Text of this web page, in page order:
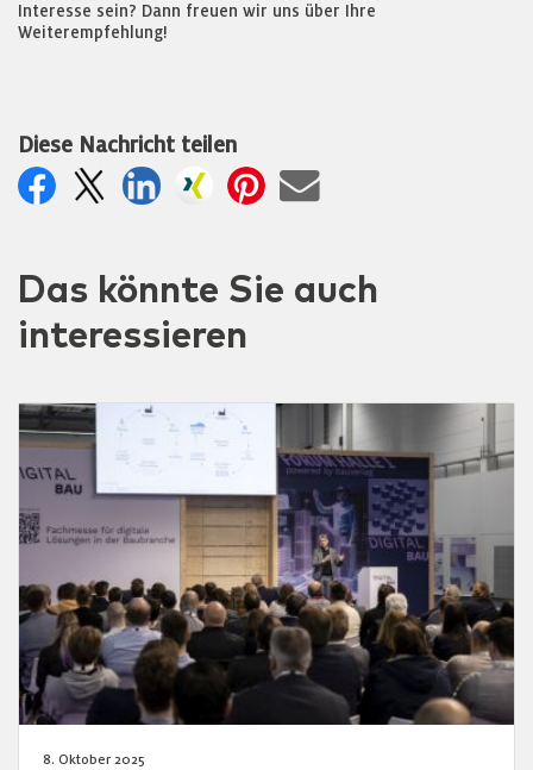
Interesse sein? Dann freuen wir uns über Ihre
Weiterempfehlung!
Diese Nachricht teilen
Das könnte Sie auch
interessieren
8. Oktober 2025